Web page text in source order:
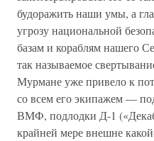
будоражить наши умы, а
угрозу национальной
базам и кораблям нашего
так называемое
Мурмане уже привело к
со всем его экипажем —
ВМФ, подлодки Д-1
крайней мере внешне